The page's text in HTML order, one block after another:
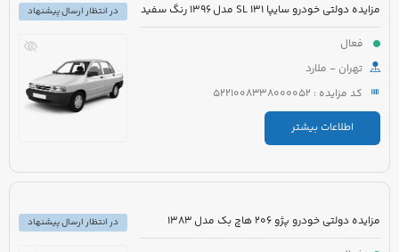
مزایده دولتی خودرو سایپا 131 SL مدل 1396 رنگ سفید
فعال
تهران - ملارد
کد مزایده : 5221008338000052
اطلاعات بیشتر
در انتظار ارسال پیشنهاد
مزایده دولتی خودرو پژو 206 هاچ بک مدل 1383
در انتظار ارسال پیشنهاد